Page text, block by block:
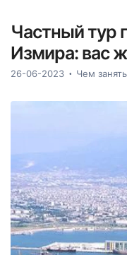
Частный тур
Измира: вас
26-06-2023 Чем